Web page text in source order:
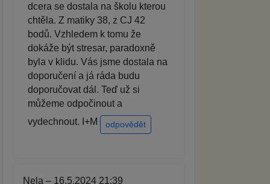
dcera se dostala na školu kterou
chtěla. Z matiky 38, z CJ 42
bodů. Vzhledem k tomu že
dokáže být stresar, paradoxně
byla v klidu. Vás jsme dostala na
doporučení a já ráda budu
doporučovat dál. Teď už si
můžeme odpočinout a
vydechnout. I+M
odpovědět
Nela – 16.5.2024 21:39